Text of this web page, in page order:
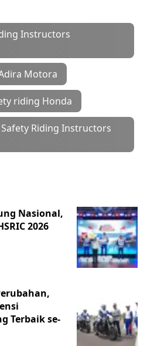
Instructors
Motora
riding Honda
Riding Instructors
Nasional,
2026
Terbaik se-